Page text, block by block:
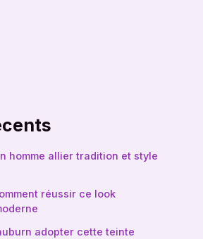
homme allier tradition et style
réussir ce look
adopter cette teinte